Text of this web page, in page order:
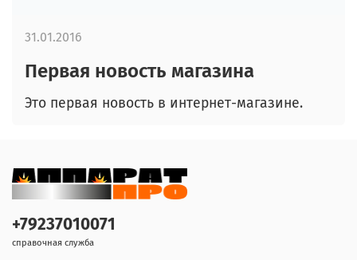
Первая новость магазина
Это первая новость в интернет-магазине.
31.01.2016
+79237010071
справочная служба